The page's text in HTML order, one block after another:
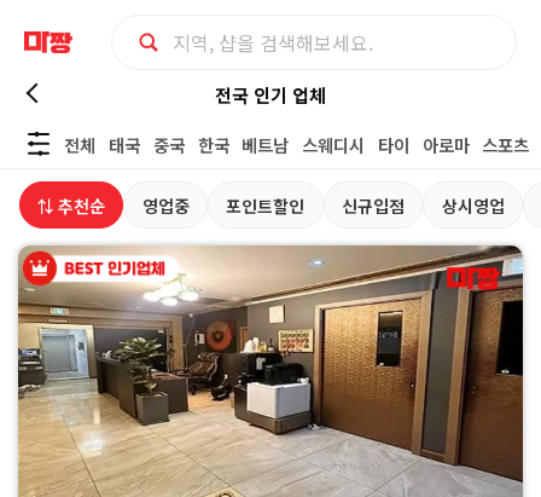
전
국
스
파
사
우
나
전국 인기 업체
전체
태국 중국 한국 베트남 스웨디시 타이 아로마 스포츠
⇅ 추천순 영업중 포인트할인 신규입점 상시영업